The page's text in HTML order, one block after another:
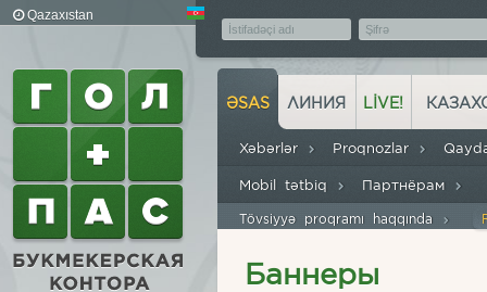
Qazaxıstan
ƏSAS
Xəbərlər Proqnozlar
Tövsiyyə proqramı haqqında
Mobil tətbiq Партнёрам
ЛИНИЯ LIVE!
Баннеры